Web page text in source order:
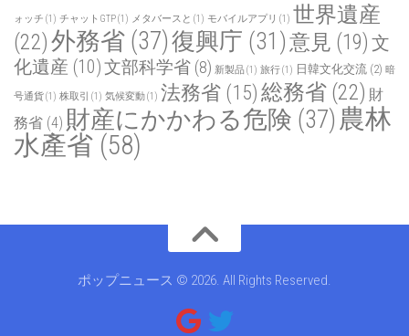
ォッチ (1) チャットGTP(1) メタバースと (1) モバイルアプリ (1) 世界遺産
(22)外務省 (37)復興庁 (31)意見 (19) 文
化遺産 (10)文部科学省 (8) 新製品(1) 旅行(1) 日韓文化交流 (2) 暗
号通貨(1) 株取引 (1) 気候変動(1) 法務省 (15) 総務省 (22) 財
務省 (4) 財産にかかわる危険 (37) 農林
水產省 (58)
ポップニュース © 2026. All Rights Reserved.